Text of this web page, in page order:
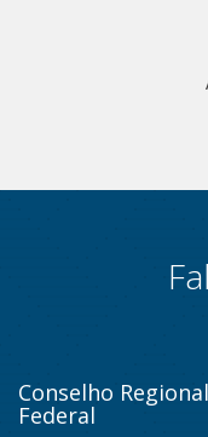
Conselho
Federal